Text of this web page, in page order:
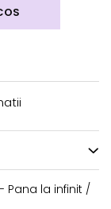
Pana la infinit /